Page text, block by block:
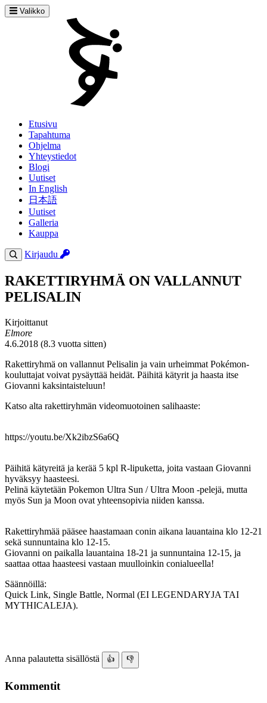
Valikko
Etusivu
Tapahtuma
Ohjelma
Yhteystiedot
Blogi
Uutiset
In English
日本語
Uutiset
Galleria
Kauppa
Kirjaudu
RAKETTIRYHMÄ ON VALLANNUT
PELISALIN
Kirjoittanut
Elmore
4.6.2018 (8.3 vuotta sitten)
Rakettiryhmä on vallannut Pelisalin ja vain urheimmat Pokémon-
kouluttajat voivat pysäyttää heidät. Päihitä kätyrit ja haasta itse
Giovanni kaksintaisteluun!
Katso alta rakettiryhmän videomuotoinen salihaaste:
https://youtu.be/Xk2ibzS6a6Q
Päihitä kätyreitä ja kerää 5 kpl R-lipuketta, joita vastaan Giovanni
hyväksyy haasteesi.
Pelinä käytetään Pokemon Ultra Sun / Ultra Moon -pelejä, mutta
myös Sun ja Moon ovat yhteensopivia niiden kanssa.
Rakettiryhmää pääsee haastamaan conin aikana lauantaina klo 12-21
sekä sunnuntaina klo 12-15.
Giovanni on paikalla lauantaina 18-21 ja sunnuntaina 12-15, ja
saattaa ottaa haasteesi vastaan muulloinkin conialueella!
Säännöillä:
Quick Link, Single Battle, Normal (EI LEGENDARYJA TAI
MYTHICALEJA).
Anna palautetta sisällöstä 👍 👎
Kommentit